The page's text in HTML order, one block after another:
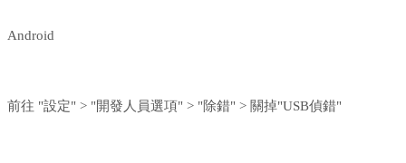
Android
前往 "設定" > "開發人員選項" > "除錯" > 關掉"USB偵錯"